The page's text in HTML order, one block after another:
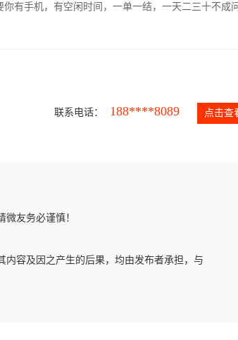
有手机，有空闲时间，一单一结，一天二三十不成
联系电话： 188****8089 点击查
友务必谨慎！
容及因之产生的后果，均由发布者承担，与